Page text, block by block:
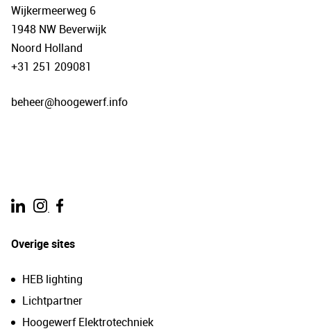
Wijkermeerweg 6
1948 NW Beverwijk
Noord Holland
+31 251 209081
beheer@hoogewerf.info
.
Overige sites
HEB lighting
Lichtpartner
Hoogewerf Elektrotechniek